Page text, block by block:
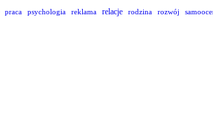
praca psychologia reklama relacje rodzina rozwój